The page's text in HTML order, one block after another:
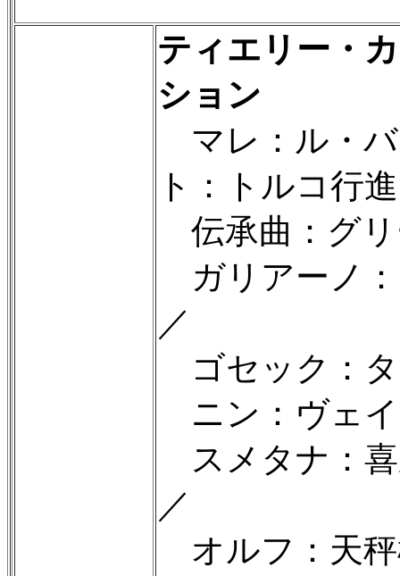
ティエリー・
ション
マレ：ル・
ト：トルコ行
伝承曲：グ
ガリアーノ
／
ゴセック：
ニン：ヴェ
スメタナ：
／
オルフ：天